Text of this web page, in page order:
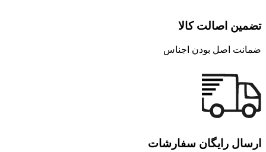
تضمین اصالت کالا
ضمانت اصل بودن اجناس
ارسال رایگان سفارشات